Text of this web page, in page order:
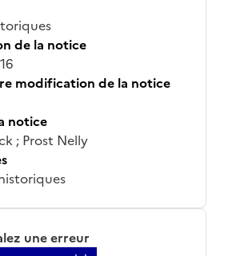
de la notice
modification de la notice
notice
; Prost Nelly
une erreur